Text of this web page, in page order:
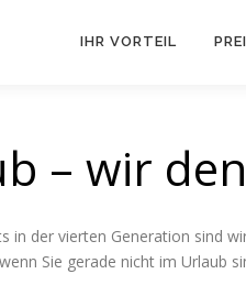
IHR VORTEIL
– wir
in der vierten Generation sind
Sie gerade nicht im Urlaub